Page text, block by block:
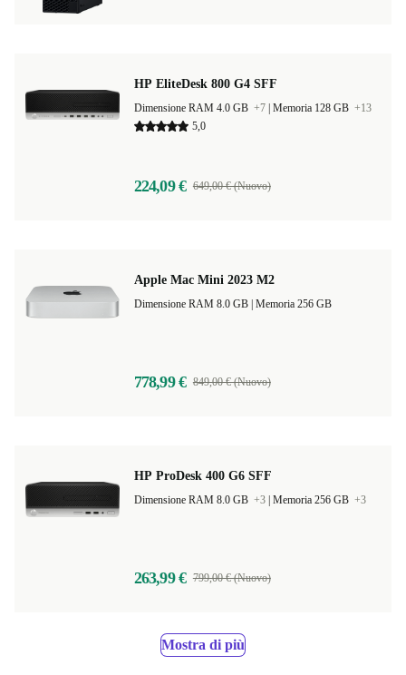
HP EliteDesk 800 G4 SFF
Dimensione RAM 4.0 GB +7 Memoria 128 GB +13
5,0
224,09 € 649,00 € (Nuovo)
Apple Mac Mini 2023 M2
Memoria 256 GB
778,99 € 849,00 € (Nuovo)
HP ProDesk 400 G6 SFF
Dimensione RAM 8.0 GB +3 Memoria 256 GB +3
263,99 € 799,00 € (Nuovo)
Mostra di più